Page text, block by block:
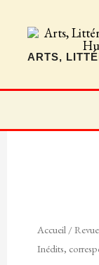
ARTS,
Accueil /
Inédits,